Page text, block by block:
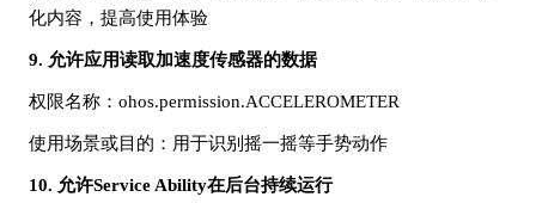
化内容，提高使用体验
9. 允许应用读取加速度传感器的数据
权限名称： ohos.permission.ACCELEROMETER
使用场景或目的 ：用于识别摇一摇等手势动作
10. 允许Service Ability在后台持续运行